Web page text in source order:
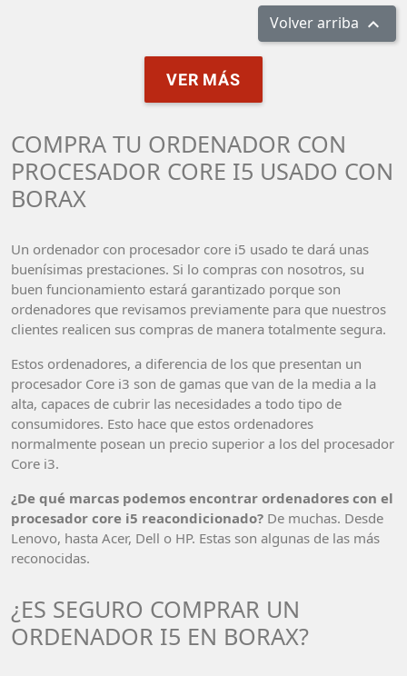
Volver arriba 
VER MÁS
COMPRA TU ORDENADOR CON
PROCESADOR CORE I5 USADO CON
BORAX
Un ordenador con procesador core i5 usado te dará unas
buenísimas prestaciones. Si lo compras con nosotros, su
buen funcionamiento estará garantizado porque son
ordenadores que revisamos previamente para que nuestros
clientes realicen sus compras de manera totalmente segura.
Estos ordenadores, a diferencia de los que presentan un
procesador Core i3 son de gamas que van de la media a la
alta, capaces de cubrir las necesidades a todo tipo de
consumidores. Esto hace que estos ordenadores
normalmente posean un precio superior a los del procesador
Core i3.
¿De qué marcas podemos encontrar ordenadores con el
procesador core i5 reacondicionado? De muchas. Desde
Lenovo, hasta Acer, Dell o HP. Estas son algunas de las más
reconocidas.
¿ES SEGURO COMPRAR UN
ORDENADOR I5 EN BORAX?